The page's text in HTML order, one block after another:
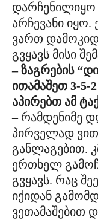
დარჩენილიყო
არჩევანი
ვართ
გვყავს მისი
– ზაგრების
ითამაშეთ 3-5-
აპირებთ ამ
– რამდენიმე
პირველად
განლაგებით.
ერთხელ
გვყავს. რაც
იქიდან
ვეთამაშებით